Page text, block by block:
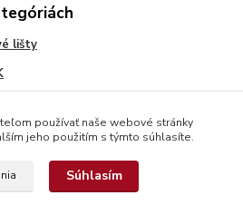
lišty
používať naše webové stránky
jeho použitím s týmto súhlasíte.
Súhlasím